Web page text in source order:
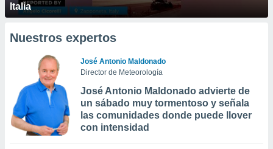
Italia
Nuestros expertos
José Antonio Maldonado
Director de Meteorología
José Antonio Maldonado advierte de
un sábado muy tormentoso y señala
las comunidades donde puede llover
con intensidad